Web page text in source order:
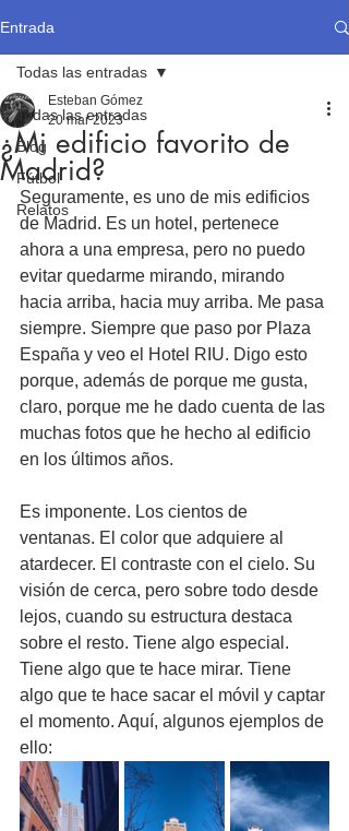
Entrada
Todas las entradas
Blog
Fútbol
Relatos
Todas las entradas
¿Mi edificio favorito de
Madrid?
Esteban Gómez
20 mar 2023
Seguramente, es uno de mis edificios
de Madrid. Es un hotel, pertenece
ahora a una empresa, pero no puedo
evitar quedarme mirando, mirando
hacia arriba, hacia muy arriba. Me pasa
siempre. Siempre que paso por Plaza
España y veo el Hotel RIU. Digo esto
porque, además de porque me gusta,
claro, porque me he dado cuenta de las
muchas fotos que he hecho al edificio
en los últimos años.
Es imponente. Los cientos de
ventanas. El color que adquiere al
atardecer. El contraste con el cielo. Su
visión de cerca, pero sobre todo desde
lejos, cuando su estructura destaca
sobre el resto. Tiene algo especial.
Tiene algo que te hace mirar. Tiene
algo que te hace sacar el móvil y captar
el momento. Aquí, algunos ejemplos de
ello: